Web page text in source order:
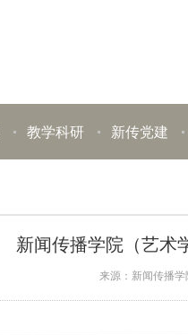
教学科研 新传党建
新闻传播学院（艺术
来源：新闻传播学